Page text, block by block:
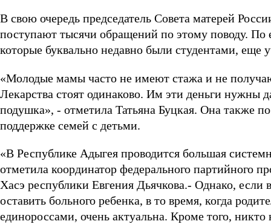
В свою очередь председатель Совета матерей
поступают тысячи обращений по этому поводу. По
которые буквально недавно были студентами, еще
«Молодые мамы часто не имеют стажа и не
Лекарства стоят одинаково. Им эти деньги нужны
подушка», - отметила Татьяна Буцкая. Она также
поддержке семей с детьми.
«В Республике Адыгея проводится большая
отметила координатор федерального партийного
Хасэ республики Евгения Дьячкова.- Однако,
оставить больного ребенка, в то время, когда
единороссами, очень актуальна. Кроме того,